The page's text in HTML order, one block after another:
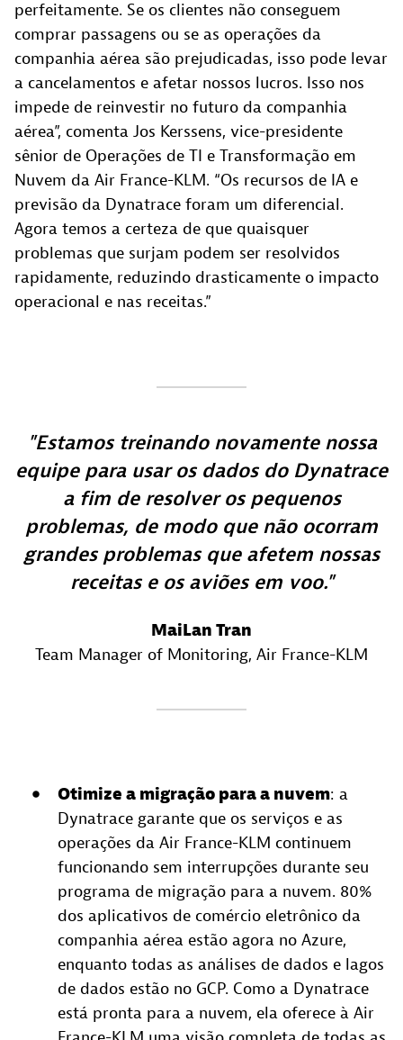
perfeitamente. Se os clientes não conseguem
comprar passagens ou se as operações da
companhia aérea são prejudicadas, isso pode levar
a cancelamentos e afetar nossos lucros. Isso nos
impede de reinvestir no futuro da companhia
aérea”, comenta Jos Kerssens, vice-presidente
sênior de Operações de TI e Transformação em
Nuvem da Air France-KLM. “Os recursos de IA e
previsão da Dynatrace foram um diferencial.
Agora temos a certeza de que quaisquer
problemas que surjam podem ser resolvidos
rapidamente, reduzindo drasticamente o impacto
operacional e nas receitas.”
Estamos treinando novamente nossa
equipe para usar os dados do Dynatrace
a fim de resolver os pequenos
problemas, de modo que não ocorram
grandes problemas que afetem nossas
receitas e os aviões em voo.
MaiLan Tran
Team Manager of Monitoring, Air France-KLM
Otimize a migração para a nuvem: a
Dynatrace garante que os serviços e as
operações da Air France-KLM continuem
funcionando sem interrupções durante seu
programa de migração para a nuvem. 80%
dos aplicativos de comércio eletrônico da
companhia aérea estão agora no Azure,
enquanto todas as análises de dados e lagos
de dados estão no GCP. Como a Dynatrace
está pronta para a nuvem, ela oferece à Air